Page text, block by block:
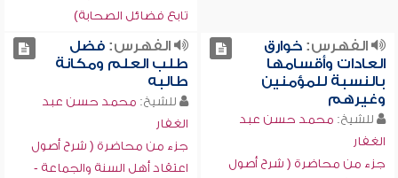
تابع فضائل الصحابة)
الفهرس:خوارق
العادات وأقسامها
بالنسبة للمؤمنين
وغيرهم
للشيخ: محمد حسن عبد
الغفار
جزء من محاضرة ( شرح أصول
الفهرس:فضل
طلب العلم ومكانة
طالبه
للشيخ: محمد حسن عبد
الغفار
جزء من محاضرة ( شرح أصول
اعتقاد أهل السنة والجماعة -